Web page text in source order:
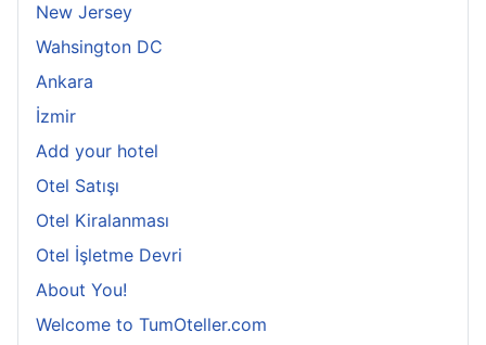
New Jersey
Wahsington DC
Ankara
İzmir
Add your hotel
Otel Satışı
Otel Kiralanması
Otel İşletme Devri
About You!
Welcome to TumOteller.com